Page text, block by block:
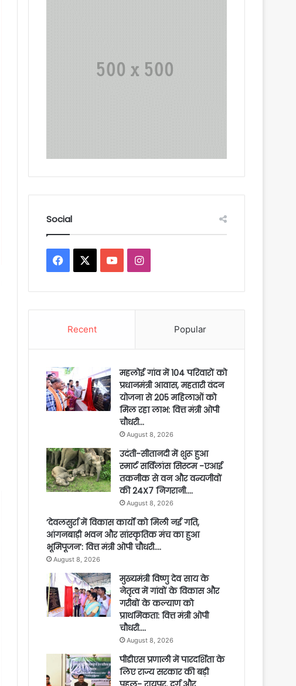
Social
Facebook YouTubeInstagram
Recent Popular
महलोई गांव में 104 परिवारों को
प्रधानमंत्री आवास, महतारी वंदन
योजना से 205 महिलाओं को
मिल रहा लाभ: वित्त मंत्री ओपी
चौधरी…
August 8, 2026
उदंती-सीतानदी में शुरू हुआ
स्मार्ट सर्विलांस सिस्टम -एआई
तकनीक से वन और वन्यजीवों
की 24X7 निगरानी….
August 8, 2026
’देवलसुर्रा में विकास कार्यों को मिली नई गति,
आंगनबाड़ी भवन और सांस्कृतिक मंच का हुआ
भूमिपूजन’: वित्त मंत्री ओपी चौधरी….
August 8, 2026
मुख्यमंत्री विष्णु देव साय के
नेतृत्व में गांवों के विकास और
गरीबों के कल्याण को
प्राथमिकता: वित्त मंत्री ओपी
चौधरी….
August 8, 2026
पीडीएस प्रणाली में पारदर्शिता के
लिए राज्य सरकार की बड़ी